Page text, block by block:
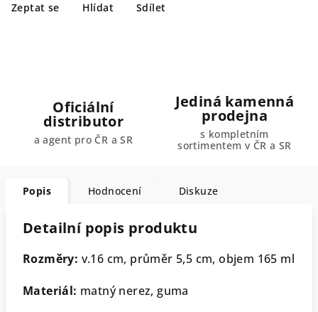
Zeptat se Hlídat Sdílet
Oficiální
distributor
a agent pro ČR a SR
Jediná kamenná
prodejna
s kompletním
sortimentem v ČR a SR
Popis Hodnocení Diskuze
Detailní popis produktu
Rozměry: v.16 cm, průměr 5,5 cm, objem 165 ml
Materiál: matný nerez, guma